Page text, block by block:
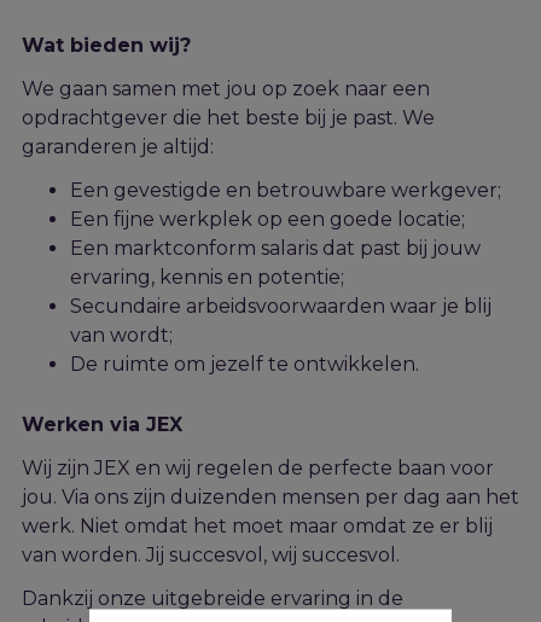
Wat bieden wij?
We gaan samen met jou op zoek naar een
opdrachtgever die het beste bij je past. We
garanderen je altijd:
Een gevestigde en betrouwbare werkgever;
Een fijne werkplek op een goede locatie;
Een marktconform salaris dat past bij jouw
ervaring, kennis en potentie;
Secundaire arbeidsvoorwaarden waar je blij
van wordt;
De ruimte om jezelf te ontwikkelen.
Werken via JEX
Wij zijn JEX en wij regelen de perfecte baan voor
jou. Via ons zijn duizenden mensen per dag aan het
werk. Niet omdat het moet maar omdat ze er blij
van worden. Jij succesvol, wij succesvol.
Dankzij onze uitgebreide ervaring in de